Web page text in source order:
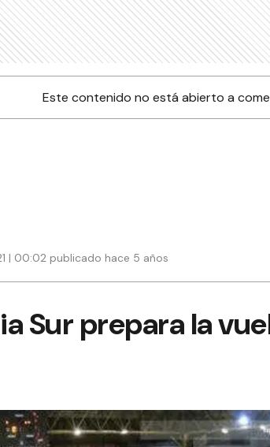
Este contenido no está abierto a
| 00:02 publicado hace 5 años
Sur prepara la